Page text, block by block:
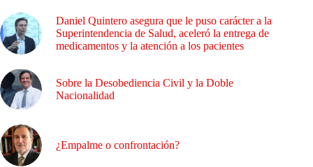
Daniel Quintero asegura que le puso carácter a la
Superintendencia de Salud, aceleró la entrega de
medicamentos y la atención a los pacientes
Sobre la Desobediencia Civil y la Doble
Nacionalidad
¿Empalme o confrontación?